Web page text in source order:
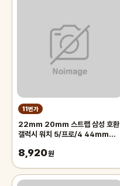
11번가
22mm 20mm 스트랩 삼성 호환
갤럭시 워치 5/프로/4 44mm
츠 팔찌 4 46mm 42
8,920원